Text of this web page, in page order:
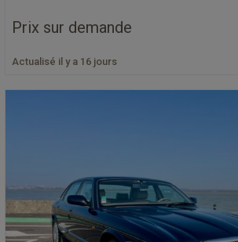
Prix sur demande
Actualisé il y a 16 jours